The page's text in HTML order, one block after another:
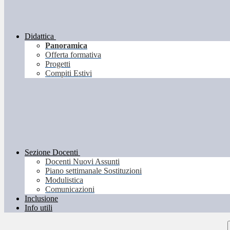
Didattica
Panoramica
Offerta formativa
Progetti
Compiti Estivi
Sezione Docenti
Docenti Nuovi Assunti
Piano settimanale Sostituzioni
Modulistica
Comunicazioni
Inclusione
Info utili